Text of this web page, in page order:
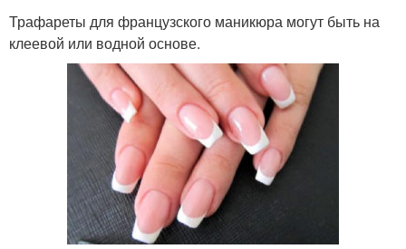
Трафареты для французского маникюра могут быть на
клеевой или водной основе.